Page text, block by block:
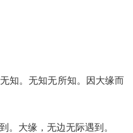
。无知无所知。因大缘而
大缘，无边无际遇到。